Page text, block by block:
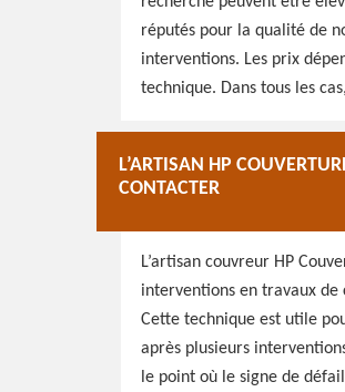
réputés pour la qualité de
interventions. Les prix
technique. Dans tous les
L’ARTISAN HP
CONTACTER
L’artisan couvreur HP
interventions en travaux
Cette technique est utile
après plusieurs
le point où le signe de